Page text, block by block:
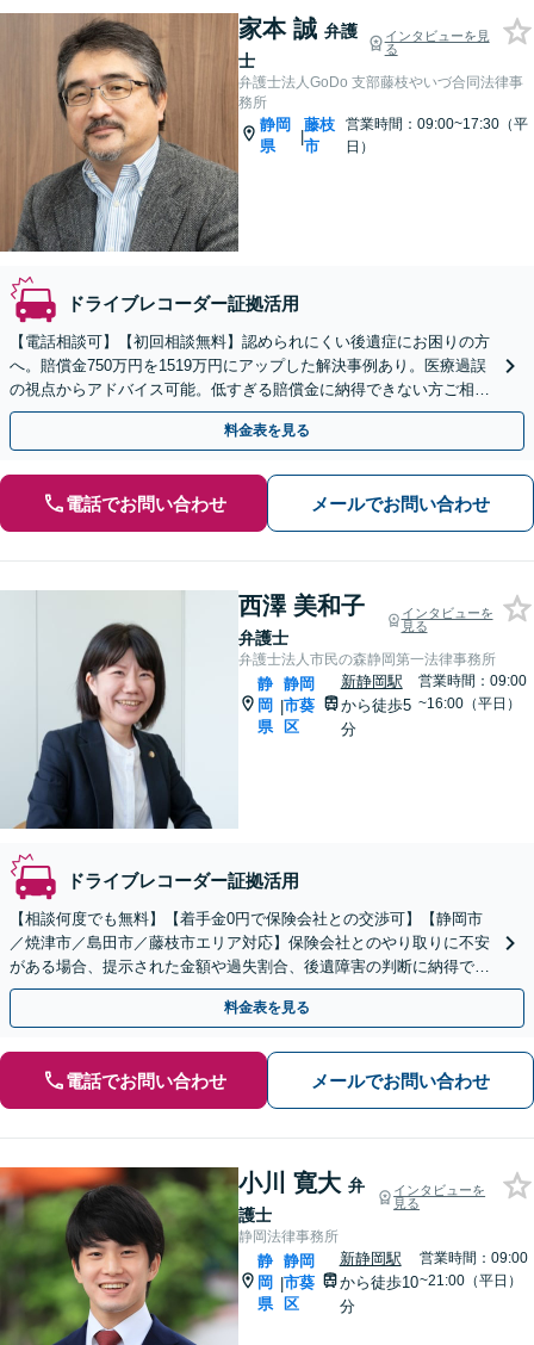
家本 誠 弁護
士
インタビューを見
る
弁護士法人GoDo 支部藤枝やいづ合同法律事
務所
静岡
県
|
藤枝
市
営業時間：09:00~17:30（平
日）
ドライブレコーダー証拠活用
【電話相談可】【初回相談無料】認められにくい後遺症にお困りの方
へ。賠償金750万円を1519万円にアップした解決事例あり。医療過誤
の視点からアドバイス可能。低すぎる賠償金に納得できない方ご相談
ください。
料金表を見る
電話でお問い合わせ メールでお問い合わせ
西澤 美和子
弁護士
インタビューを
見る
弁護士法人市民の森静岡第一法律事務所
静
岡
県
|
静岡
市葵
区
新静岡駅
から徒歩5
分
営業時間：09:00
~16:00（平日）
ドライブレコーダー証拠活用
【相談何度でも無料】【着手金0円で保険会社との交渉可】【静岡市
／焼津市／島田市／藤枝市エリア対応】保険会社とのやり取りに不安
がある場合、提示された金額や過失割合、後遺障害の判断に納得でき
ない場合など、弁護士が適切にアドバイスいたします
料金表を見る
電話でお問い合わせ メールでお問い合わせ
小川 寛大 弁
護士
インタビューを
見る
静岡法律事務所
静
岡
県
|
静岡
市葵
区
新静岡駅
から徒歩10
分
営業時間：09:00
~21:00（平日）